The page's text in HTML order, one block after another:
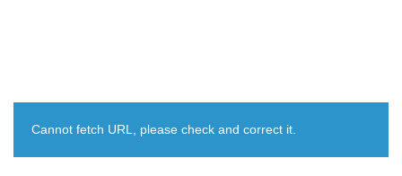
Cannot fetch URL, please check and correct it.